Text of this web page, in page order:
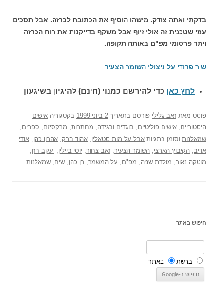
בדקתי ואתה צודק. מישהו הוסיף את הכתובת לכרזה. אבל תסכים
עמי שטכנית זה אולי זיוף אבל משקף בדייקנות את רוח הכרזה
ויתר פרסומי מפ"ם באותה תקופה.
שיר פרודי על ניצולי השומר הצעיר
לחץ כאן כדי להירשם כמנוי (חינם) להיגיון בשיגעון
פוסט מאת זאב גלילי פורסם בתאריך 2 ביוני 1999 בקטגוריה אישים
היסטוריים, אישים פוליטיים, בוגדים ובגידה, מחתרות, מרקסיזם, ספרים,
שמאלנות וסומן בתגיות אבל על מות סטאלין, אהוד ברק, אהרון כהן, אודי
אדיב, הקיבוץ הארצי, השומר הצעיר, זאב צחור, יוסי ביילין, יעקב חזן,
מוטקה נאור, מולדת שניה, מפ"ם, על המשמר, רן כהן, שיח, שמאלנות.
חיפוש באתר
ברשת באתר